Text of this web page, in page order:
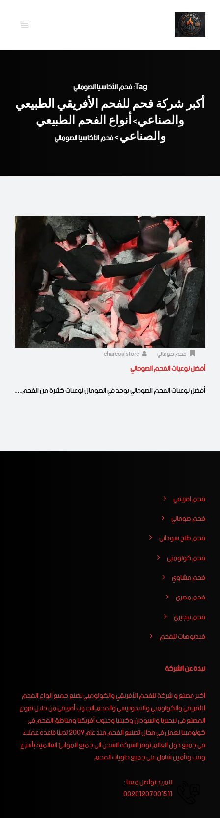
content
Tag: فحم الأكاسيا الصومالي
أكبر شركة فحم للفحم الأفريقي الطبيعي
والصناعي>أنواع الفحم الطبيعي
والصناعي>فحم الأكاسيا الصومالي
فحم صومالي
أفضل نوعيات الفحم الصومالي
أفضل نوعيات الفحم الصومالي يوجد في الصومال نوعيات كثيرة من الفحم…
فحم افريقي
فحم صومالي
فحم طلح سوداني
فحم كولومبي
فحم مشاوي
فحم مصري
فحم نيجيري
فيدبوهات للفحم
نبذة عن الشركة
أكبر مصنع و شركة للفحم الأفريقي والكولومبي نصنع جميع أنواع الفحم
الأفريقي والكولومبي والاندونيسي والفحم الجنوب أفريقي من خلال فروع
المصنع فى نيجيريا والسودان وكينيا وجنوب أفريقيا ومناطق الفحم في
كولومبيا نعمل في مجال تصنيع الفحم منذ عام 2009 لدينا قاعده عملاء
في جميع دول العالم توفر الشركة الشحن الى جميع الموانئ العالمية بأسرع
وقت وتأمين شامل على جميع حاويات الفحم
للمزيد تواصل معنا :
00201207001511